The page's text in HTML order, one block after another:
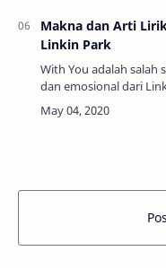
Makna dan Arti
Linkin Park
With You adalah salah
dan emosional dari
dalam album debut
Theory (2000). Lagu ini